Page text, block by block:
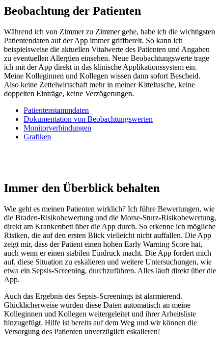
Beobachtung der Patienten
Während ich von Zimmer zu Zimmer gehe, habe ich die wichtigsten
Patientendaten auf der App immer griffbereit. So kann ich
beispielsweise die aktuellen Vitalwerte des Patienten und Angaben
zu eventuellen Allergien einsehen. Neue Beobachtungswerte trage
ich mit der App direkt in das klinische Applikationssystem ein.
Meine Kolleginnen und Kollegen wissen dann sofort Bescheid.
Also keine Zettelwirtschaft mehr in meiner Kitteltasche, keine
doppelten Einträge, keine Verzögerungen.
Patientenstammdaten
Dokumentation von Beobachtungswerten
Monitorverbindungen
Grafiken
Immer den Überblick behalten
Wie geht es meinen Patienten wirklich? Ich führe Bewertungen, wie
die Braden-Risikobewertung und die Morse-Sturz-Risikobewertung,
direkt am Krankenbett über die App durch. So erkenne ich mögliche
Risiken, die auf den ersten Blick vielleicht nicht auffallen. Die App
zeigt mir, dass der Patient einen hohen Early Warning Score hat,
auch wenn er einen stabilen Eindruck macht. Die App fordert mich
auf, diese Situation zu eskalieren und weitere Untersuchungen, wie
etwa ein Sepsis-Screening, durchzuführen. Alles läuft direkt über die
App.
Auch das Ergebnis des Sepsis-Screenings ist alarmierend.
Glücklicherweise wurden diese Daten automatisch an meine
Kolleginnen und Kollegen weitergeleitet und ihrer Arbeitsliste
hinzugefügt. Hilfe ist bereits auf dem Weg und wir können die
Versorgung des Patienten unverzüglich eskalieren!